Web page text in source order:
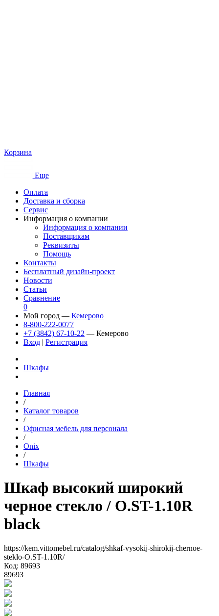
Корзина
Еще
Оплата
Доставка и сборка
Сервис
Информация о компании
Информация о компании
Поставщикам
Реквизиты
Помощь
Контакты
Бесплатный дизайн-проект
Новости
Статьи
Сравнение
0
Мой город — Кемерово
8-800-222-0077
+7 (3842) 67-10-22 — Кемерово
Вход | Регистрация
Шкафы
Главная
/
Каталог товаров
/
Офисная мебель для персонала
/
Onix
/
Шкафы
Шкаф высокий широкий
черное стекло / O.ST-1.10R
black
https://kem.vittomebel.ru/catalog/shkaf-vysokij-shirokij-chernoe-
steklo-O.ST-1.10R/
Код: 89693
89693